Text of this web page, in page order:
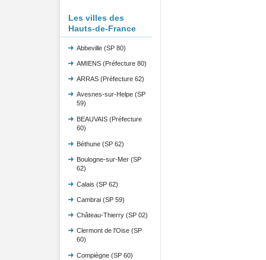
Les villes des
Hauts-de-France
Abbeville (SP 80)
AMIENS (Préfecture 80)
ARRAS (Préfecture 62)
Avesnes-sur-Helpe (SP
59)
BEAUVAIS (Préfecture
60)
Béthune (SP 62)
Boulogne-sur-Mer (SP
62)
Calais (SP 62)
Cambrai (SP 59)
Château-Thierry (SP 02)
Clermont de l'Oise (SP
60)
Compiègne (SP 60)